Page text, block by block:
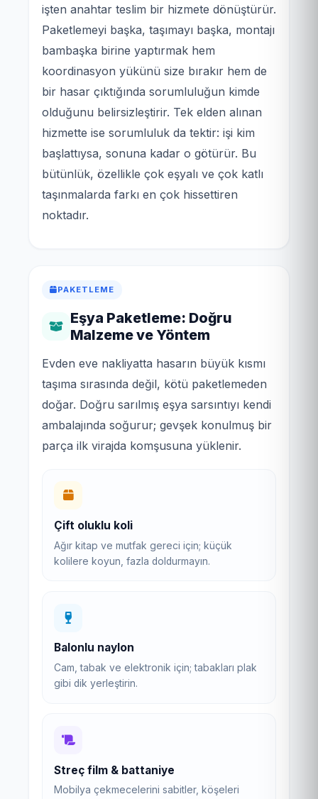
işten anahtar teslim bir hizmete dönüştürür.
Paketlemeyi başka, taşımayı başka, montajı
bambaşka birine yaptırmak hem
koordinasyon yükünü size bırakır hem de
bir hasar çıktığında sorumluluğun kimde
olduğunu belirsizleştirir. Tek elden alınan
hizmette ise sorumluluk da tektir: işi kim
başlattıysa, sonuna kadar o götürür. Bu
bütünlük, özellikle çok eşyalı ve çok katlı
taşınmalarda farkı en çok hissettiren
noktadır.
PAKETLEME
Eşya Paketleme: Doğru
Malzeme ve Yöntem
Evden eve nakliyatta hasarın büyük kısmı
taşıma sırasında değil, kötü paketlemeden
doğar. Doğru sarılmış eşya sarsıntıyı kendi
ambalajında soğurur; gevşek konulmuş bir
parça ilk virajda komşusuna yüklenir.
Çift oluklu koli
Ağır kitap ve mutfak gereci için; küçük
kolilere koyun, fazla doldurmayın.
Balonlu naylon
Cam, tabak ve elektronik için; tabakları plak
gibi dik yerleştirin.
Streç film & battaniye
Mobilya çekmecelerini sabitler, köşeleri